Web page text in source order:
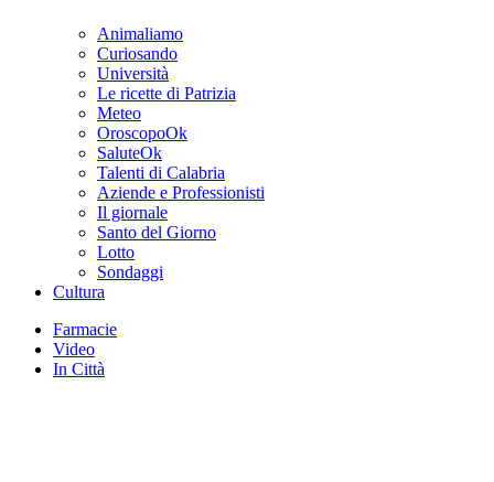
Animaliamo
Curiosando
Università
Le ricette di Patrizia
Meteo
OroscopoOk
SaluteOk
Talenti di Calabria
Aziende e Professionisti
Il giornale
Santo del Giorno
Lotto
Sondaggi
Cultura
Farmacie
Video
In Città